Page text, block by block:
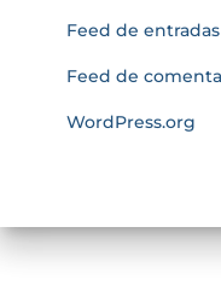
Feed de entradas
Feed de
WordPress.org